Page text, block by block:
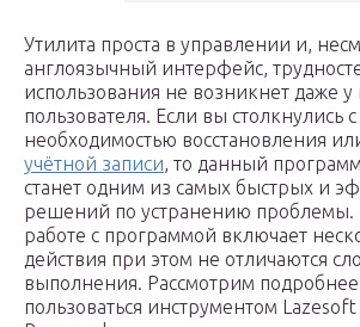
Утилита проста в управлении и,
англоязычный интерфейс,
использования не возникнет даже у
пользователя. Если вы столкнулись с
необходимостью восстановления
учётной записи, то данный
станет одним из самых быстрых и
решений по устранению проблемы.
работе с программой включает
действия при этом не отличаются
выполнения. Рассмотрим
пользоваться инструментом